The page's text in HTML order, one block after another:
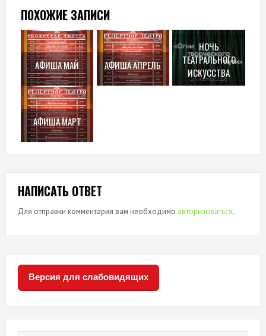
ПОХОЖИЕ ЗАПИСИ
АФИША МАЙ АФИША АПРЕЛЬ
НОЧЬ
ТЕАТРАЛЬНОГО
ИСКУССТВА
АФИША МАРТ
НАПИСАТЬ ОТВЕТ
Для отправки комментария вам необходимо авторизоваться.
Версия для слабовидящих